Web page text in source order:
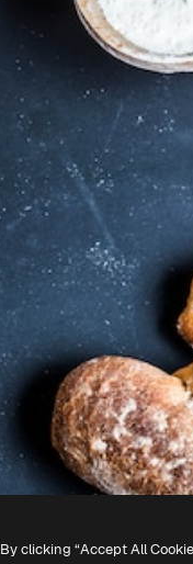
By clicking “Accept All